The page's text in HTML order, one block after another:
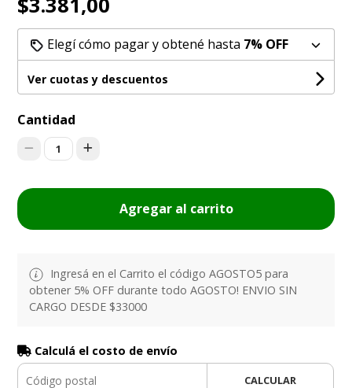
Elegí cómo pagar y obtené hasta 7% OFF
Ver cuotas y descuentos
Cantidad
1
Agregar al carrito
Ingresá en el Carrito el código AGOSTO5 para
obtener 5% OFF durante todo AGOSTO! ENVIO SIN
CARGO DESDE $33000
Calculá el costo de envío
CALCULAR